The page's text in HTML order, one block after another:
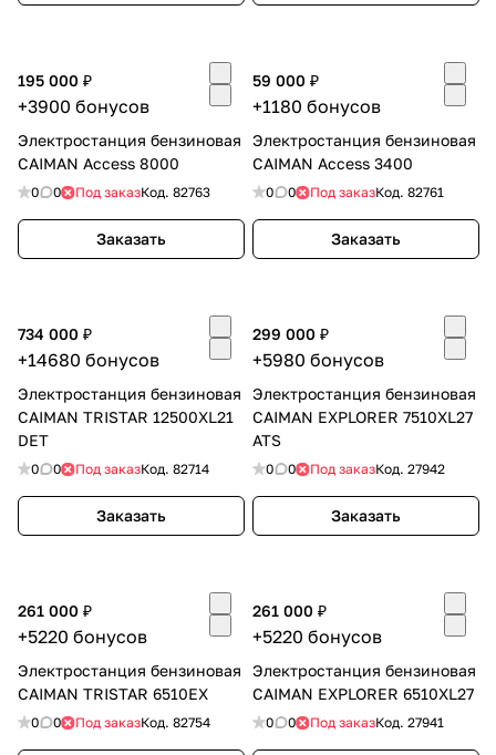
195 000 ₽
+3900 бонусов
Электростанция бензиновая
CAIMAN Access 8000
0 0 Под заказКод. 82763
Заказать
59 000 ₽
+1180 бонусов
Электростанция бензиновая
CAIMAN Access 3400
0 0 Под заказКод. 82761
Заказать
734 000 ₽
+14680 бонусов
Электростанция бензиновая
CAIMAN TRISTAR 12500XL21
DET
0 0 Под заказКод. 82714
Заказать
299 000 ₽
+5980 бонусов
Электростанция бензиновая
CAIMAN EXPLORER 7510XL27
ATS
0 0 Под заказКод. 27942
Заказать
261 000 ₽
+5220 бонусов
Электростанция бензиновая
CAIMAN TRISTAR 6510EX
0 0 Под заказКод. 82754
261 000 ₽
+5220 бонусов
Электростанция бензиновая
CAIMAN EXPLORER 6510XL27
0 0 Под заказКод. 27941